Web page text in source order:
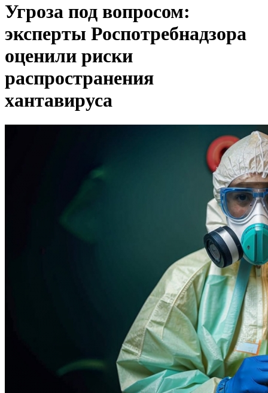
Угроза под вопросом:
эксперты Роспотребнадзора
оценили риски
распространения
хантавируса